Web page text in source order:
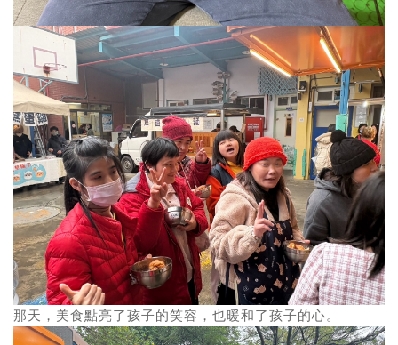
那天，美食點亮了孩子的笑容，也暖和了孩子的心。